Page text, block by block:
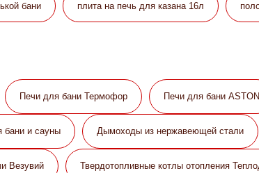
бани плита на печь для казана 16л
Печи для бани Термофор Печи для бани ASTON
бани и сауны Дымоходы из нержавеющей стали
Везувий Твердотопливные котлы отопления